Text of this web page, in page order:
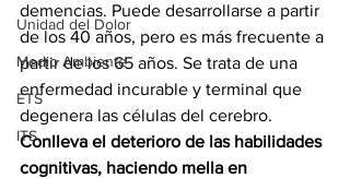
Unidad del Dolor
Medio Ambiente
ETS
ITS
demencias. Puede desarrollarse a partir
de los 40 años, pero es más frecuente a
partir de los 65 años. Se trata de una
enfermedad incurable y terminal que
degenera las células del cerebro.
Conlleva el deterioro de las habilidades
cognitivas, haciendo mella en